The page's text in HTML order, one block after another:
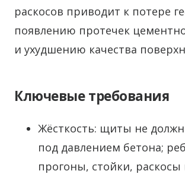
раскосов приводит к потере
появлению протечек
и ухудшению качества
Ключевые требования
Жёсткость: щиты не
под давлением бетона;
прогоны, стойки,